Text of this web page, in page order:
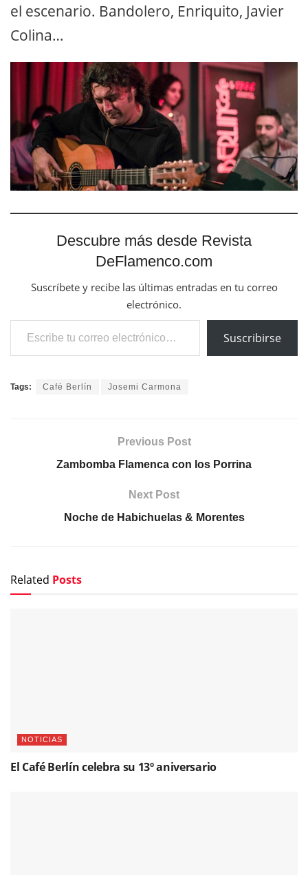
el escenario. Bandolero, Enriquito, Javier
Colina…
Descubre más desde Revista
DeFlamenco.com
Suscríbete y recibe las últimas entradas en tu correo
electrónico.
Escribe tu correo electrónico…
Suscribirse
Tags: Café Berlín Josemi Carmona
Previous Post
Zambomba Flamenca con los Porrina
Next Post
Noche de Habichuelas & Morentes
Related Posts
NOTICIAS
El Café Berlín celebra su 13º aniversario